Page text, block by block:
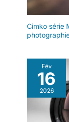
Cimko série
Fév
16
2026